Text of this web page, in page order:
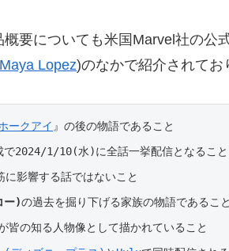
概要についても米国Marvel社の公
Lopez)のなかで紹介されてお
ークアイ 』の後の物語であること
で2024/1/10(水)に全話一挙配信となること
に影響する話ではないこと
ー)の過去を掘り下げる家族の物語であるこ
皆の知る人物像として描かれていること